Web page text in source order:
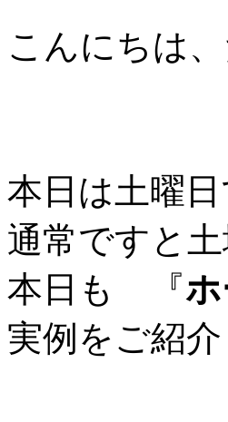
こんにちは
本日は土曜日
通常ですと
本日も 『
実例をご紹